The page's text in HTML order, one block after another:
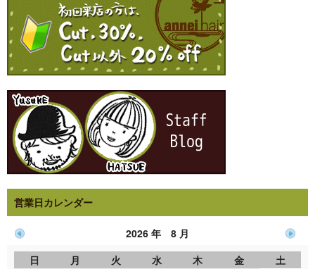
営業日カレンダー
2026 年 8 月
日
月 火 水 木 金
土